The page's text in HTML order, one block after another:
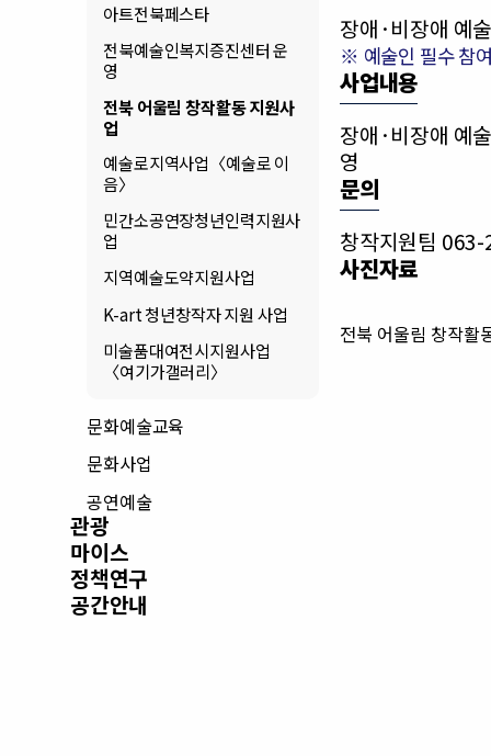
아트전북페스타
전북예술인복지증진센터 운
영
전북 어울림 창작활동 지원사
업
예술로지역사업〈예술로 이
음〉
민간소공연장청년인력지원사
업
지역예술도약지원사업
K-art 청년창작자 지원 사업
미술품대여전시지원사업
〈여기가갤러리〉
문화예술교육
문화사업
공연예술
관광
마이스
정책연구
공간안내
장애·비장애 예
※ 예술인 필수 참
사업내용
장애·비장애 예
영
문의
창작지원팀
사진자료
전북 어울림 창작활